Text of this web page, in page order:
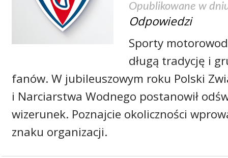
Opublikowane w
Odpowiedzi
Sporty
długą tradycję i
fanów. W jubileuszowym roku Polski
i Narciarstwa Wodnego postanowił
wizerunek. Poznajcie okoliczności
znaku organizacji.